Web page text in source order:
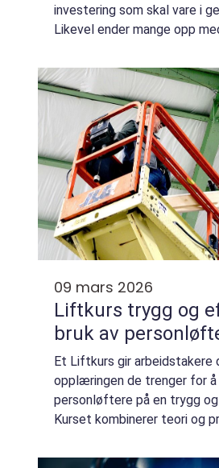
investering som skal vare i
Likevel ender mange opp
hensyn til tomt, natur og
09 mars 2026
Liftkurs trygg og effektiv
bruk av
Et Liftkurs gir arbeidstakere
opplæringen de trenger for å
personløftere på en trygg
Kurset kombinerer teori og
kursbevis utstedes.